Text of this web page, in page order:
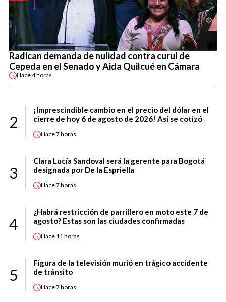
Radican demanda de nulidad contra curul de
Cepeda en el Senado y Aida Quilcué en Cámara
Hace4 horas
2
¡Imprescindible cambio en el precio del dólar en el
cierre de hoy 6 de agosto de 2026! Así se cotizó
Hace7 horas
3
Clara Lucía Sandoval será la gerente para Bogotá
designada por De la Espriella
Hace7 horas
4
¿Habrá restricción de parrillero en moto este 7 de
agosto? Estas son las ciudades confirmadas
Hace 11 horas
5
Figura de la televisión murió en trágico accidente
de tránsito
Hace7 horas